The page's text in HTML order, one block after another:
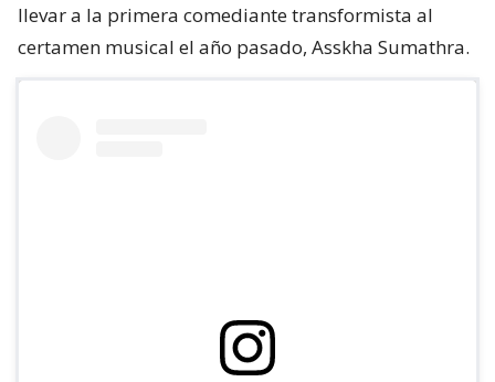
llevar a la primera comediante transformista al
certamen musical el año pasado, Asskha Sumathra.